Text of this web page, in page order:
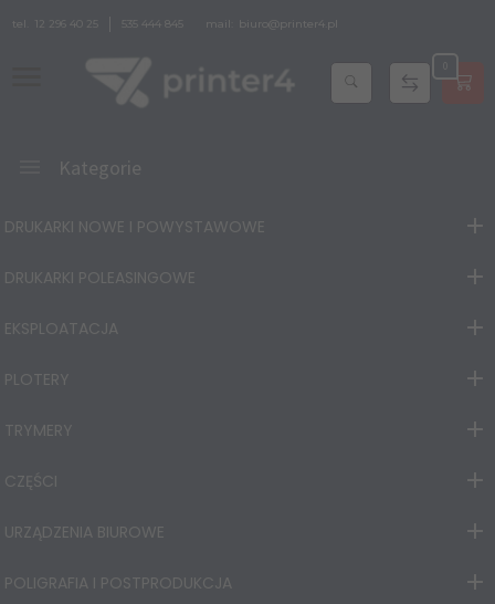
tel. 12 296 40 25 535 444 845 mail: biuro@printer4.pl
Kategorie
DRUKARKI NOWE I POWYSTAWOWE
DRUKARKI POLEASINGOWE
EKSPLOATACJA
PLOTERY
TRYMERY
CZĘŚCI
URZĄDZENIA BIUROWE
POLIGRAFIA I POSTPRODUKCJA